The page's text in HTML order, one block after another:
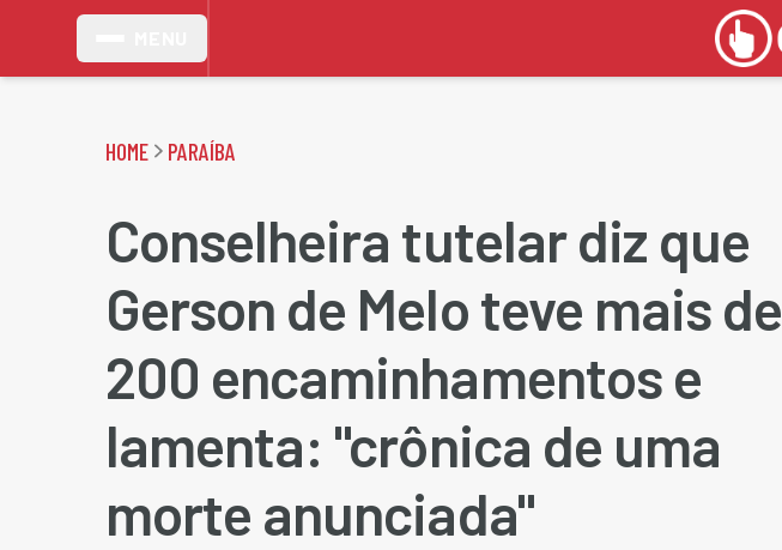
HOME PARAÍBA
Conselheira tutelar diz que
Gerson de Melo teve mais de
200 encaminhamentos e
lamenta: "crônica de uma
morte anunciada"